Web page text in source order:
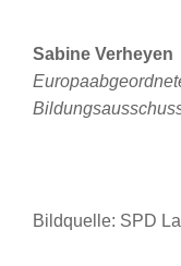
Sabine Verheyen
Bildquelle: SPD